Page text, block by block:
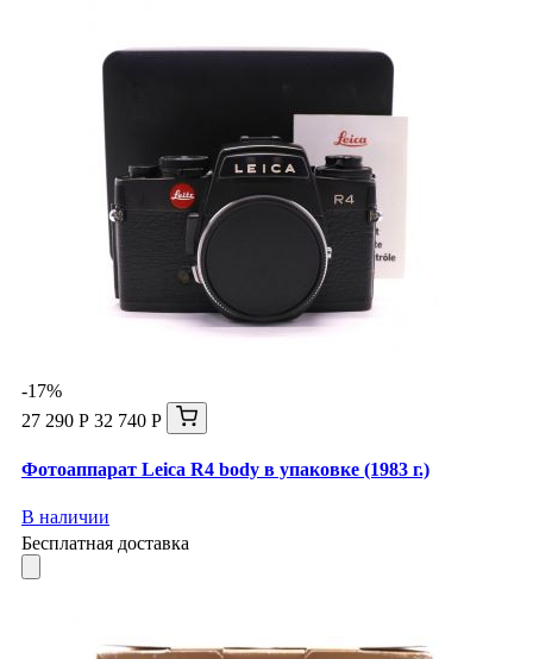
-17%
27 290 Р 32 740 Р
Фотоаппарат Leica R4 body в упаковке (1983 г.)
В наличии
Бесплатная доставка